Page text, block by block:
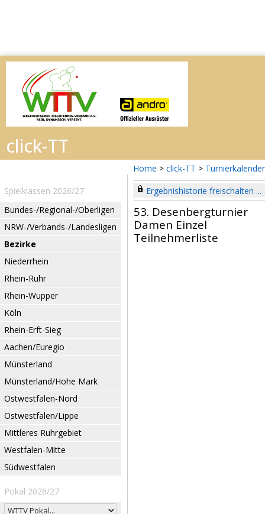
Home > click-TT > Turnierkalender
Spielklassen 2026/27
Bundes-/Regional-/Oberligen
NRW-/Verbands-/Landesligen
Bezirke
Niederrhein
Rhein-Ruhr
Rhein-Wupper
Köln
Rhein-Erft-Sieg
Aachen/Euregio
Münsterland
Münsterland/Hohe Mark
Ostwestfalen-Nord
Ostwestfalen/Lippe
Mittleres Ruhrgebiet
Westfalen-Mitte
Südwestfalen
Pokal 2026/27
Ergebnishistorie freischalten ...
53. Desenbergturnier
Damen Einzel
Teilnehmerliste